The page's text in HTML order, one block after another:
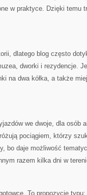
w praktyce. Dzięki temu
dlatego blog często
dworki i rezydencje.
na dwa kółka, a także
we dwoje, dla osób
pociągiem, którzy
bo daje możliwość
razem kilka dni w
To propozycje typu: